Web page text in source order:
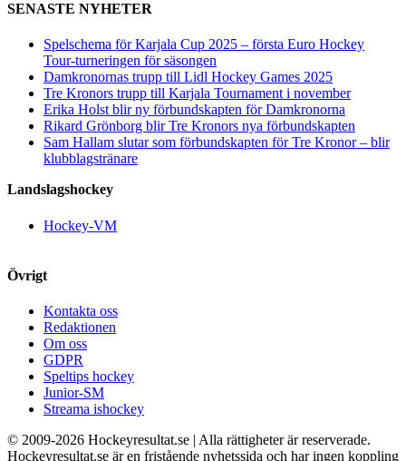
SENASTE NYHETER
Spelschema för Karjala Cup 2025 – första Euro Hockey
Tour-turneringen för säsongen
Damkronornas trupp till Lidl Hockey Games 2025
Tre Kronors trupp till Karjala Tournament i november
Erika Holst blir ny förbundskapten för Damkronorna
Rikard Grönborg blir Tre Kronors nya förbundskapten
Sam Hallam slutar som förbundskapten för Tre Kronor – blir
klubblagstränare
Landslagshockey
Hockey-VM
Övrigt
Kontakta oss
Redaktionen
Om oss
GDPR
Speltips hockey
Junior-SM
Streama ishockey
© 2009-2026 Hockeyresultat.se | Alla rättigheter är reserverade.
Hockeyresultat.se är en fristående nyhetssida och har ingen koppling